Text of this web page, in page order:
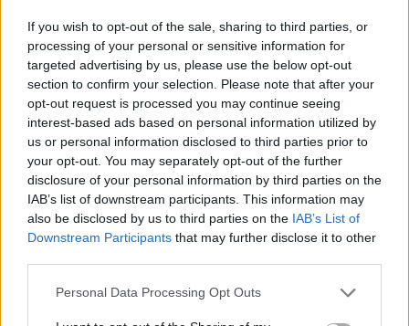
If you wish to opt-out of the sale, sharing to third parties, or
processing of your personal or sensitive information for
targeted advertising by us, please use the below opt-out
section to confirm your selection. Please note that after your
opt-out request is processed you may continue seeing
interest-based ads based on personal information utilized by
us or personal information disclosed to third parties prior to
your opt-out. You may separately opt-out of the further
disclosure of your personal information by third parties on the
IAB’s list of downstream participants. This information may
also be disclosed by us to third parties on the IAB’s List of
Downstream Participants that may further disclose it to other
Personal Data Processing Opt Outs
LA DECISIONE STORICA
La Regina Elisabetta perde il
trono e viene rimossa: tagliato il
rapporto con il Regno Unito
23/11/2021
MINACCIATA
"Tirano fuori i diari esplosivi". Il
piano per colpire la Regina, a